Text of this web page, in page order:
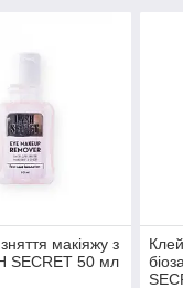
макіяжу з
SECRET 50 мл